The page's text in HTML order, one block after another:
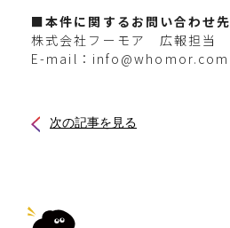
■本件に関するお問い合わせ先
株式会社フーモア 広報担当
E-mail：info@whomor.com
次の記事を見る